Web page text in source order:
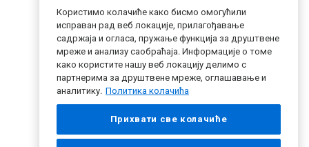
Користимо колачиће како бисмо омогућили
исправан рад веб локације, прилагођавање
садржаја и огласа, пружање функција за друштвене
мреже и анализу саобраћаја. Информације о томе
како користите нашу веб локацију делимо с
партнерима за друштвене мреже, оглашавање и
аналитику. Политика колачића
Прихвати све колачиће